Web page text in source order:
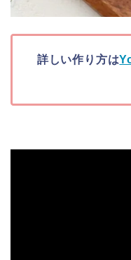
詳しい作り方は